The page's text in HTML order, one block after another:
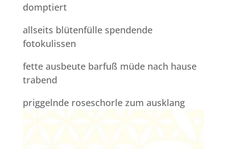
domptiert
allseits blütenfülle spendende
fotokulissen
fette ausbeute barfuß müde nach hause
trabend
priggelnde roseschorle zum ausklang